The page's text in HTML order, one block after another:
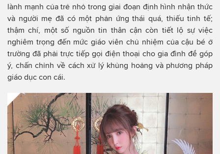
lành mạnh của trẻ nhỏ trong giai đoạn định hình nhận thức
và người mẹ đã có một phản ứng thái quá, thiếu tinh tế;
thậm chí, một số nguồn tin thân cận còn tiết lộ sự việc
nghiêm trọng đến mức giáo viên chủ nhiệm của cậu bé ở
trường đã phải trực tiếp gọi điện thoại cho gia đình để góp
ý, chấn chỉnh về cách xử lý khủng hoảng và phương pháp
giáo dục con cái.